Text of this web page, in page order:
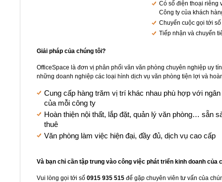
Có số điện thoại riêng
Công ty của khách
Chuyển cuộc gọi tới
Tiếp nhận và chuyển
Giải pháp của chúng tôi?
OfficeSpace là đơn vị phân phối văn văn phòng chuyên nghiệp uy
những doanh nghiệp các loại hình dịch vụ văn phòng tiện lợi và
Cung cấp hàng trăm vị trí khác nhau phù hợp với
của mỗi công ty
Hoàn thiện nội thất, lắp đặt, quản lý văn phòng… sẵn
thuê
Văn phòng làm việc hiện đại, đầy đủ, dịch vụ cao cấp
Và bạn chỉ cần tập trung vào công việc phát triển kinh doanh
Vui lòng gọi tới số 0915 935 515 để gặp chuyên viên tư vấn của